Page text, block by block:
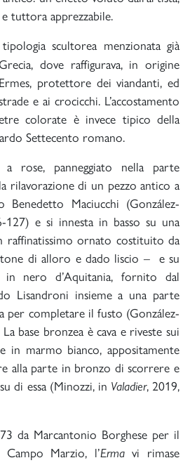
tuttora apprezzabile.
scultorea menzionata già
dove raffigurava, in origine
protettore dei viandanti, ed
e ai crocicchi. L’accostamento
colorate è invece tipico della
Settecento romano.
rose, panneggiato nella parte
rilavorazione di un pezzo antico a
Benedetto Maciucchi (González-
127) e si innesta in basso su una
raffinatissimo ornato costituito da
di alloro e dado liscio – e su
nero d’Aquitania, fornito dal
Lisandroni insieme a una parte
per completare il fusto (González-
base bronzea è cava e riveste sui
in marmo bianco, appositamente
alla parte in bronzo di scorrere e
di essa (Minozzi, in Valadier, 2019,
da Marcantonio Borghese per il
Marzio, l’Ermavi rimase